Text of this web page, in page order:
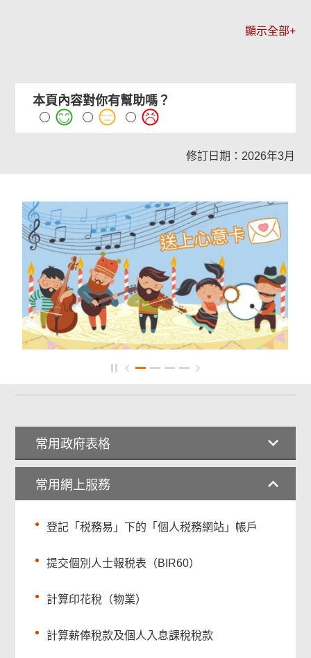
顯示全部+
本頁內容對你有幫助嗎？
修訂日期：2026年3月
常用政府表格
常用網上服務
登記「税務易」下的「個人税務網站」帳戶
提交個別人士報税表（BIR60）
計算印花稅（物業）
計算薪俸稅款及個人入息課稅稅款